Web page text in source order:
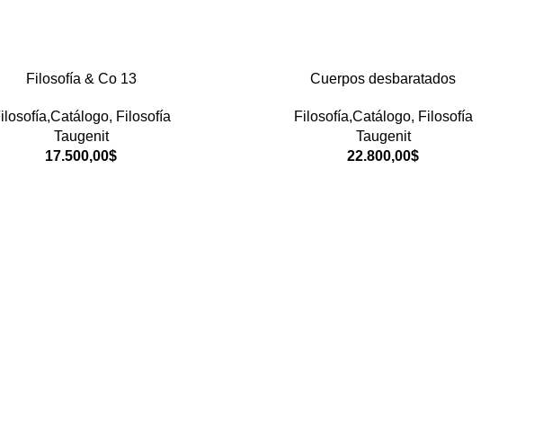
Filosofía & Co 13
, Filosofía
Taugenit
17.500,00$
Cuerpos desbaratados
Filosofía,Catálogo, Filosofía
Taugenit
22.800,00$